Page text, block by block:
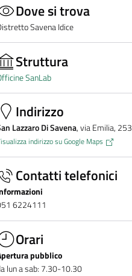
Dove si trova
Savena Idice
Struttura
SanLab
Indirizzo
Lazzaro Di Savena, via Emilia, 253
indirizzo su Google Maps
Contatti telefonici
6224111
Orari
pubblico
lun a sab: 7.30-10.30